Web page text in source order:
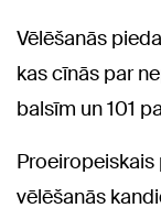
Vēlēšanās
kas cīnās par
balsīm un 101
vēlēšanās